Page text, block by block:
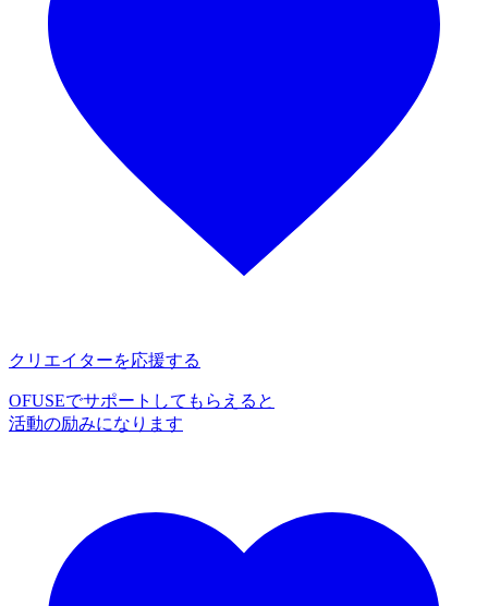
クリエイターを応援する
OFUSEでサポートしてもらえると
活動の励みになります